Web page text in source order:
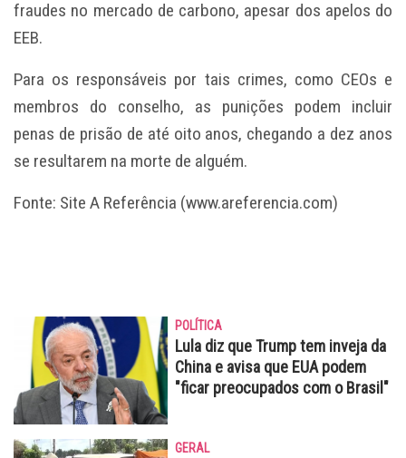
fraudes no mercado de carbono, apesar dos apelos do
EEB.
Para os responsáveis por tais crimes, como CEOs e
membros do conselho, as punições podem incluir
penas de prisão de até oito anos, chegando a dez anos
se resultarem na morte de alguém.
Fonte: Site A Referência (www.areferencia.com)
POLÍTICA
Lula diz que Trump tem inveja da
China e avisa que EUA podem
"ficar preocupados com o Brasil"
GERAL